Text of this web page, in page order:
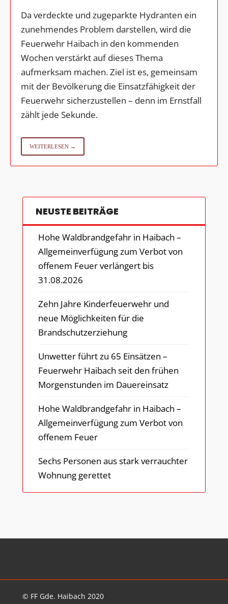
Da verdeckte und zugeparkte Hydranten ein
zunehmendes Problem darstellen, wird die
Feuerwehr Haibach in den kommenden
Wochen verstärkt auf dieses Thema
aufmerksam machen. Ziel ist es, gemeinsam
mit der Bevölkerung die Einsatzfähigkeit der
Feuerwehr sicherzustellen – denn im Ernstfall
zählt jede Sekunde.
WEITERLESEN →
NEUSTE BEITRÄGE
Hohe Waldbrandgefahr in Haibach –
Allgemeinverfügung zum Verbot von
offenem Feuer verlängert bis
31.08.2026
Zehn Jahre Kinderfeuerwehr und
neue Möglichkeiten für die
Brandschutzerziehung
Unwetter führt zu 65 Einsätzen –
Feuerwehr Haibach seit den frühen
Morgenstunden im Dauereinsatz
Hohe Waldbrandgefahr in Haibach –
Allgemeinverfügung zum Verbot von
offenem Feuer
Sechs Personen aus stark verrauchter
Wohnung gerettet
© FF Gde. Haibach 2020